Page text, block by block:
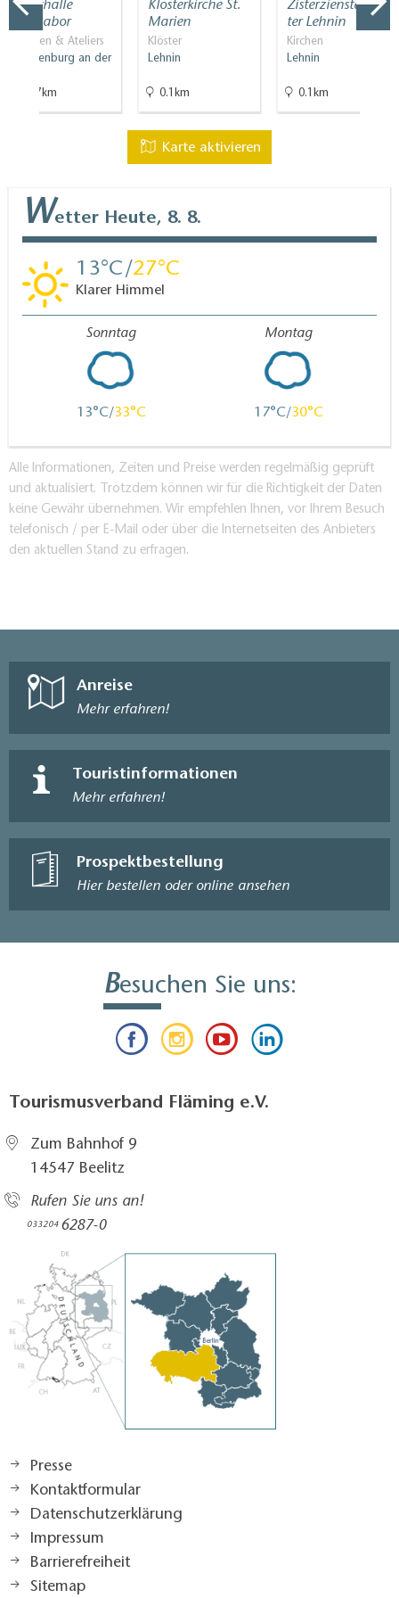
Kunsthalle
Brennabor
Galerien & Ateliers
Brandenburg an der
21.7km
Klosterkirche St.
Marien
Klöster
Lehnin
0.1km
Zisterziensterklos
ter Lehnin
Kirchen
Lehnin
0.1km
Karte aktivieren
Wetter Heute, 8. 8.
13 27
Klarer Himmel
Sonntag
13 33
Montag
17 30
Alle Informationen, Zeiten und Preise werden regelmäßig geprüft
und aktualisiert. Trotzdem können wir für die Richtigkeit der Daten
keine Gewähr übernehmen. Wir empfehlen Ihnen, vor Ihrem Besuch
telefonisch / per E-Mail oder über die Internetseiten des Anbieters
den aktuellen Stand zu erfragen.
Anreise
Mehr erfahren!
Touristinformationen
Mehr erfahren!
Prospektbestellung
Hier bestellen oder online ansehen
Besuchen Sie uns:
Tourismusverband Fläming e.V.
Zum Bahnhof 9
14547 Beelitz
Rufen Sie uns an!
033204 6287-0
Presse
Kontaktformular
Datenschutzerklärung
Impressum
Barrierefreiheit
Sitemap